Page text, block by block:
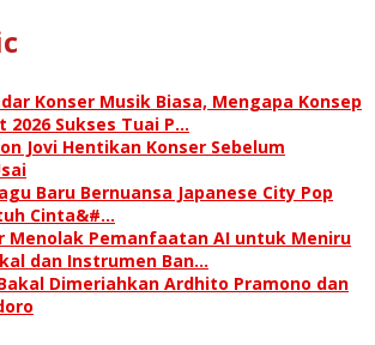
Konser Musik Biasa, Mengapa Konsep
2026 Sukses Tuai P…
Jovi Hentikan Konser Sebelum
Baru Bernuansa Japanese City Pop
Cinta&#…
Menolak Pemanfaatan AI untuk Meniru
dan Instrumen Ban…
Dimeriahkan Ardhito Pramono dan